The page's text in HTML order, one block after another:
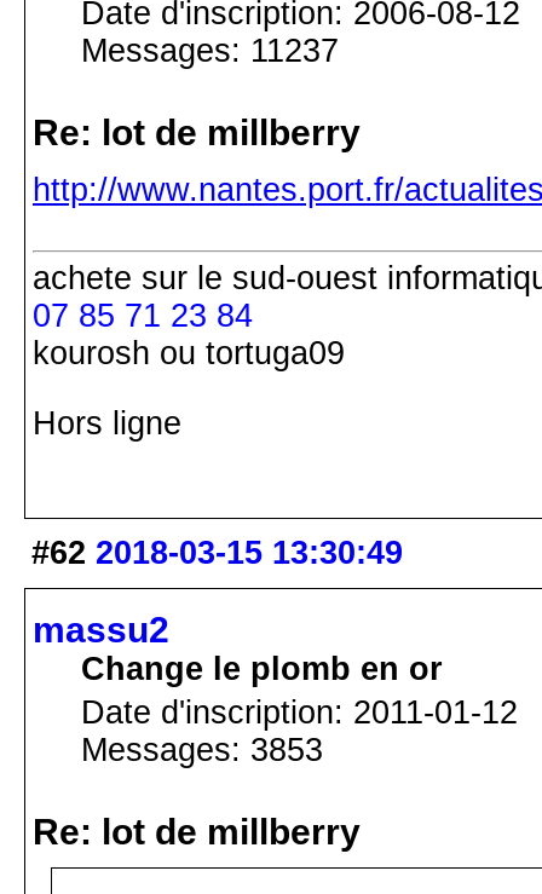
Date d'inscription: 2006-08-12
Messages: 11237
Re: lot de millberry
http://www.nantes.port.fr/
achete sur le sud-ouest
07 85 71 23 84
kourosh ou tortuga09
Hors ligne
#62 2018-03-15 13:30:49
massu2
Change le plomb en or
Date d'inscription: 2011-01-12
Messages: 3853
Re: lot de millberry